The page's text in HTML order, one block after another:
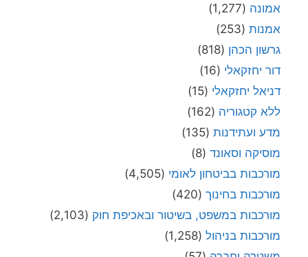
אמונה (1,277)
אמנות (253)
גרשון הכהן (818)
דור יחזקאלי (16)
דניאל יחזקאלי (15)
ללא קטגוריה (162)
מדע ועתידנות (135)
מוסיקה וסאונד (8)
מורכבות בביטחון לאומי (4,505)
מורכבות בחינוך (420)
מורכבות במשפט, בשיטור ובאכיפת חוק (2,103)
מורכבות בניהול (1,258)